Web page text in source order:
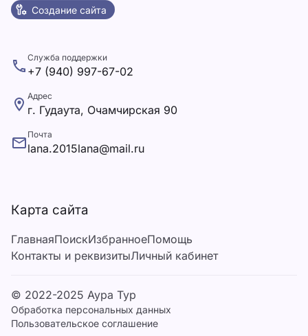
Создание сайта
Карта сайта
ГлавнаяПоискИзбранноеПомощь
Контакты и реквизитыЛичный кабинет
Служба поддержки
+7 (940) 997-67-02
Адрес
г. Гудаута, Очамчирская 90
Почта
lana.2015lana@mail.ru
© 2022-2025 Аура Тур
Обработка персональных данных
Пользовательское соглашение